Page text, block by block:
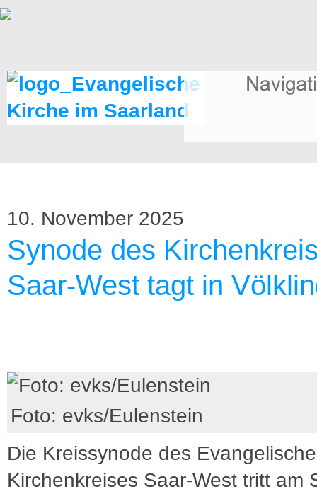
10. November 2025
Synode des
Saar-West tagt in
Foto: evks/Eulenstein
Die Kreissynode des
Kirchenkreises Saar-West tritt am